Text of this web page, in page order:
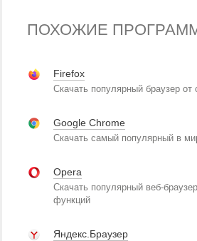
ПОХОЖИЕ
Firefox
Скачать популярный браузер
Google Chrome
Скачать самый популярный в
Opera
Скачать популярный веб-
функций
Яндекс.Браузер